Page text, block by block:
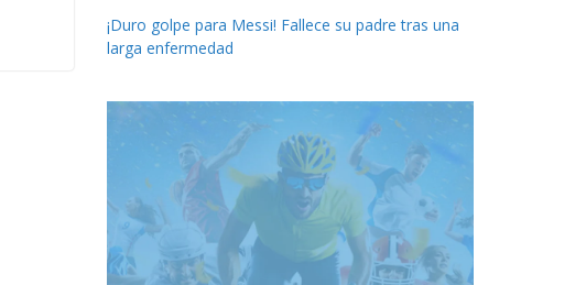
¡Duro golpe para Messi! Fallece su padre tras una
larga enfermedad